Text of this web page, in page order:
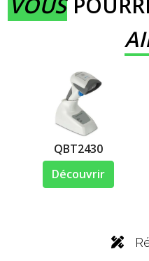
QBT2430
Découvrir